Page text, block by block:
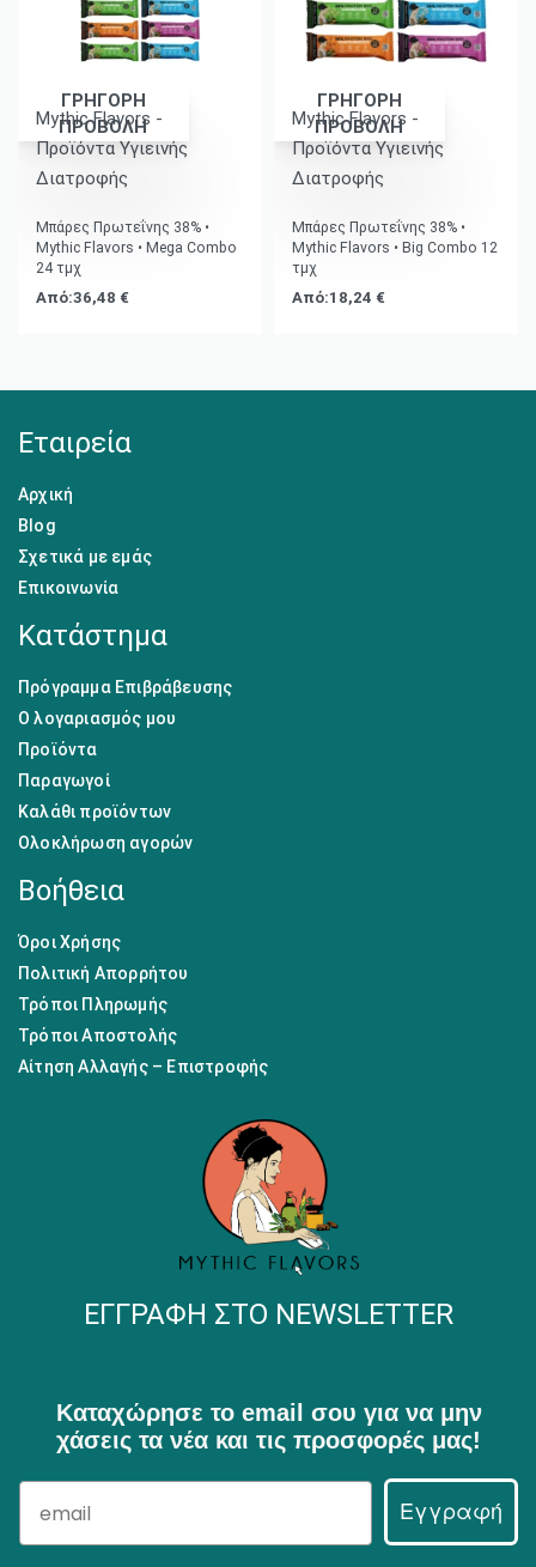
ΓΡΗΓΟΡΗ
ΠΡΟΒΟΛΗ
Mythic Flavors -
Προϊόντα Υγιεινής
Διατροφής
Βαθμολογήθηκε με 5.00από 5
Μπάρες Πρωτεΐνης 38% •
Mythic Flavors • Mega Combo
24 τμχ
Από:36,48 €
ΓΡΗΓΟΡΗ
ΠΡΟΒΟΛΗ
Mythic Flavors -
Προϊόντα Υγιεινής
Διατροφής
Βαθμολογήθηκε με 5.00από 5
Μπάρες Πρωτεΐνης 38% •
Mythic Flavors • Big Combo 12
τμχ
Από:18,24 €
Εταιρεία
Αρχική
Blog
Σχετικά με εμάς
Επικοινωνία
Κατάστημα
Πρόγραμμα Επιβράβευσης
Ο λογαριασμός μου
Προϊόντα
Παραγωγοί
Καλάθι προϊόντων
Ολοκλήρωση αγορών
Βοήθεια
Όροι Χρήσης
Πολιτική Απορρήτου
Τρόποι Πληρωμής
Τρόποι Αποστολής
Αίτηση Αλλαγής – Επιστροφής
ΕΓΓΡΑΦΉ ΣΤΟ NEWSLETTER
Καταχώρησε το email σου για να μην
χάσεις τα νέα και τις προσφορές μας!
Εγγραφή